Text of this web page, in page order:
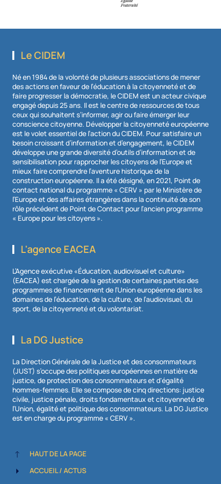
Le CIDEM
Né en 1984 de la volonté de plusieurs associations de mener
des actions en faveur de l’éducation à la citoyenneté et de
faire progresser la démocratie, le CIDEM est un acteur civique
engagé depuis 25 ans. Il est le centre de ressources de tous
ceux qui souhaitent s’informer, agir ou faire émerger leur
conscience citoyenne. Développer la citoyenneté européenne
est le volet essentiel de l’action du CIDEM. Pour satisfaire un
besoin croissant d’information et d’engagement, le CIDEM
développe une grande diversité d’outils d’information et de
sensibilisation pour rapprocher les citoyens de l’Europe et
mieux faire comprendre l’aventure historique de la
construction européenne. Il a été désigné, en 2021, Point de
contact national du programme « CERV » par le Ministère de
l’Europe et des affaires étrangères dans la continuité de son
rôle précédent de Point de Contact pour l’ancien programme
« Europe pour les citoyens ».
L'agence EACEA
L’Agence exécutive «Éducation, audiovisuel et culture»
(EACEA) est chargée de la gestion de certaines parties des
programmes de financement de l’Union européenne dans les
domaines de l’éducation, de la culture, de l’audiovisuel, du
sport, de la citoyenneté et du volontariat.
La DG Justice
La Direction Générale de la Justice et des consommateurs
(JUST) s’occupe des politiques européennes en matière de
justice, de protection des consommateurs et d'égalité
hommes-femmes. Elle se compose de cinq directions: justice
civile, justice pénale, droits fondamentaux et citoyenneté de
l’Union, égalité et politique des consommateurs. La DG Justice
est en charge du programme « CERV ».
HAUT DE LA PAGE
ACCUEIL / ACTUS